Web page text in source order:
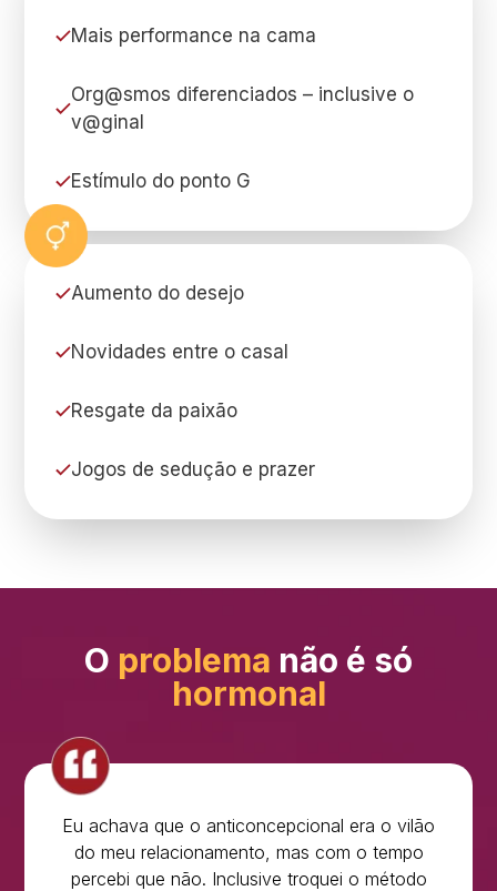
Mais performance na cama
Org@smos diferenciados – inclusive o
v@ginal
Estímulo do ponto G
Aumento do desejo
Novidades entre o casal
Resgate da paixão
Jogos de sedução e prazer
O problema não é só
hormonal
Eu achava que o anticoncepcional era o vilão
do meu relacionamento, mas com o tempo
percebi que não. Inclusive troquei o método